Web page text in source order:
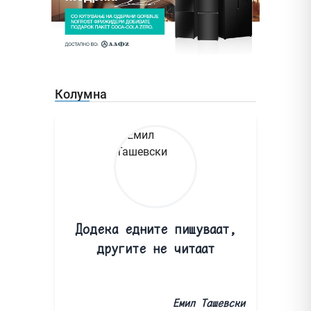
Колумна
Додека едните пишуваат,
другите не читаат
Емил Ташевски